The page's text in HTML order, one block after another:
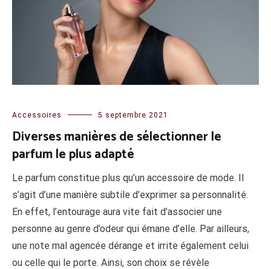
Accessoires 5 septembre 2021
Diverses manières de sélectionner le
parfum le plus adapté
Le parfum constitue plus qu’un accessoire de mode. Il
s’agit d’une manière subtile d’exprimer sa personnalité.
En effet, l’entourage aura vite fait d’associer une
personne au genre d’odeur qui émane d’elle. Par ailleurs,
une note mal agencée dérange et irrite également celui
ou celle qui le porte. Ainsi, son choix se révèle